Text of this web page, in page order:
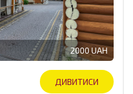
2000 UAH
ДИВИТИСИ